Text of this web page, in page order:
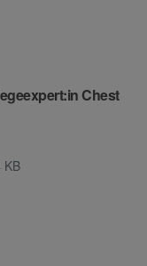
Chest
KB